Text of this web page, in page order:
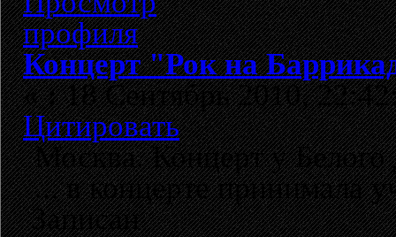
Концерт "Рок на
«:18 Сентябрь 2010,
Цитировать
Москва. Концерт у
... в концерте принимала
Записан